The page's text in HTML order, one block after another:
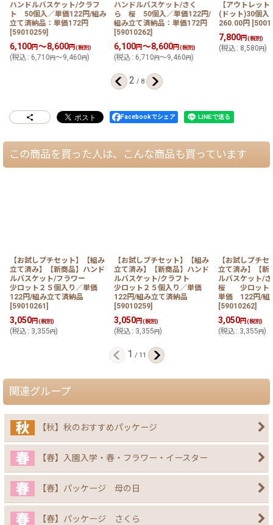
ハンドルバスケット/クラフ
ト 50個入／単価122円/組み
立て済納品：単価172円
59010259]
6,100円～8,600円(税別)
(税込: 6,710円～9,460円)
ハンドルバスケット/さく
ら 桜 50個入／単価122円/
組み立て済納品：単価172円
[59010262]
6,100円～8,600円(税別)
(税込: 6,710円～9,460円)
【アウトレッ
(ドット)30個
260.00円 [
7,800円(税別)
(税込 : 8,580円)
2 / 8
Facebookでシェア
この商品を買った人は、こんな商品も買っています
【お試しプチセット】【組み
立て済み】【新商品】ハンド
ルバスケット/フラワー
少ロット２５個入り／単価
122円/組み立て済納品
[59010261]
3,050円(税別)
(税込 : 3,355円)
【お試しプチセット】【組み
立て済み】【新商品】ハンド
ルバスケット/クラフト
少ロット２５個入り／単価
122円/組み立て済納品
[59010259]
3,050円(税別)
(税込 : 3,355円)
【お試しプチ
立て済み】【新
ルバスケット/
桜 少ロット
単価 122円/組
[59010262]
3,050円(税別)
(税込 : 3,355円)
1 / 11
関連グループ
【秋】秋のおすすめパッケージ
【春】入園入学・春・フラワー・イースター
【春】パッケージ 母の日
【春】パッケージ さくら